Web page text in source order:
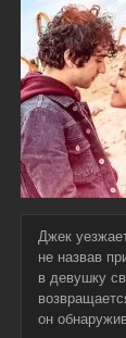
Джек
не назвав
в девушку
он